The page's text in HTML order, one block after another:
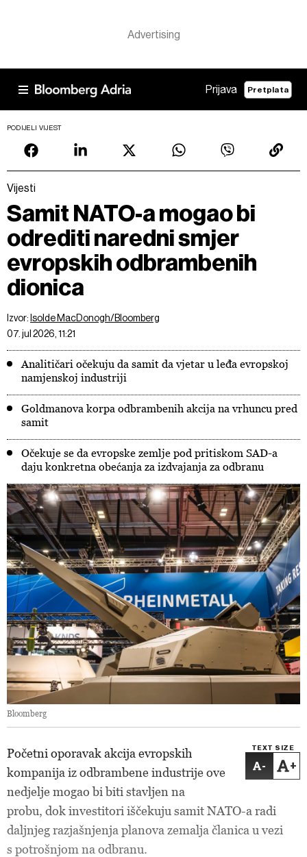
Prijava Pretplata
PODIJELI VIJEST
Vijesti
Samit NATO-a mogao bi
odrediti naredni smjer
evropskih odbrambenih
dionica
Izvor: Isolde MacDonogh/Bloomberg
07. jul 2026, 11:21
Analitičari očekuju da samit da vjetar u leđa evropskoj
namjenskoj industriji
Goldmanova korpa odbrambenih akcija na vrhuncu pred
samit
Očekuje se da evropske zemlje pod pritiskom SAD-a
daju konkretna obećanja za izdvajanja za odbranu
Bloomberg
TEXT SIZE
- +
Početni oporavak akcija evropskih
kompanija iz odbrambene industrije ove
nedjelje mogao bi biti stavljen na
probu, dok investitori iščekuju samit NATO-a radi
daljnjeg razjašnjenja planova zemalja članica u vezi
s potrošnjom na odbranu.